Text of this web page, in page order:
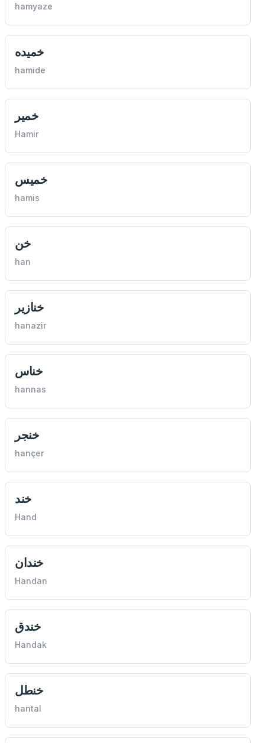
hamyaze
خميده
hamide
خمير
Hamir
خميس
hamis
خن
han
خنازير
hanazir
خناس
hannas
خنجر
hançer
خند
Hand
خندان
Handan
خندق
Handak
خنطل
hantal